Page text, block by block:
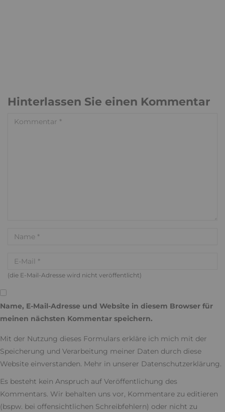
Hinterlassen Sie einen Kommentar
(die E-Mail-Adresse wird nicht veröffentlicht)
Name, E-Mail-Adresse und Website in diesem Browser für
meinen nächsten Kommentar speichern.
Mit der Nutzung dieses Formulars erkläre ich mich mit der
Speicherung und Verarbeitung meiner Daten durch diese
Website einverstanden. Mehr in unserer Datenschutzerklärung.
Es besteht kein Anspruch auf Veröffentlichung des
Kommentars. Wir behalten uns vor, Kommentare zu editieren
(bspw. bei offensichtlichen Schreibfehlern) oder nicht zu